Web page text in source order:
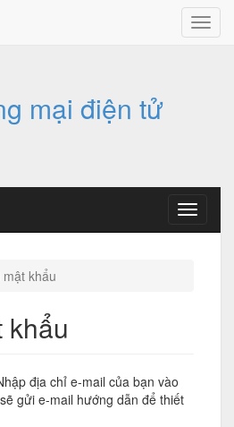
mại điện tử
khẩu
địa chỉ e-mail của bạn vào
gửi e-mail hướng dẫn để thiết